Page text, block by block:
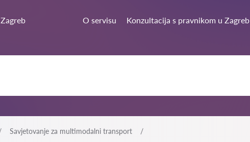
Zagreb O servisu Konzultacija s pravnikom u Zagreb
Savjetovanje za multimodalni transport